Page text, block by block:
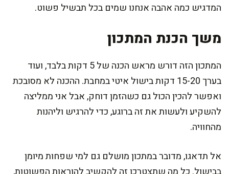
המדגיש כמה אהבה אנחנו שמים בכל תבשיל פשוט.
משך הכנת המתכון
המתכון הזה דורש מראש הכנה של 5 דקות בלבד, ועוד
בערך 15-20 דקות בישול איטי במחבת. ההכנה לא מסובכת
ואפשר להכין הכול גם כשהזמן דוחק, אבל אני ממליצה
להשקיע ולעשות את זה ברוגע, כדי להרגיש וליהנות
מהחוויה.
אל תדאגו, מדובר במתכון מושלם גם למי שפחות מיומן